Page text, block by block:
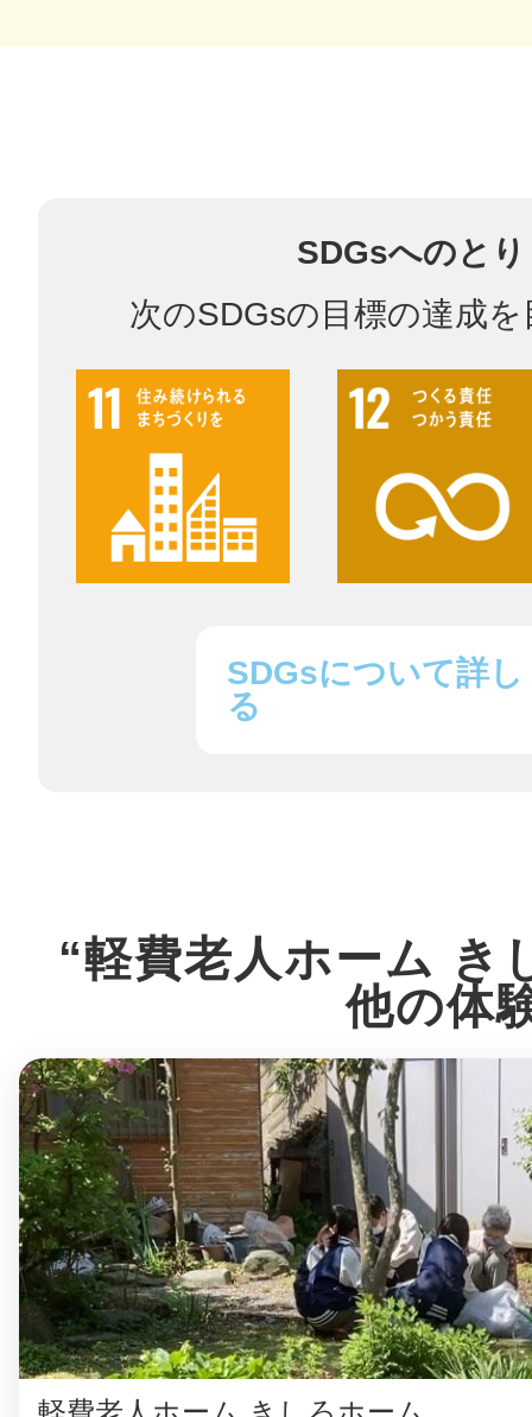
SDGsへのと
次のSDGsの目標の達成
SDGsについて詳し
る
“軽費老人ホーム き
他の体
八尾
鎌倉
相模原
日立
滋賀県